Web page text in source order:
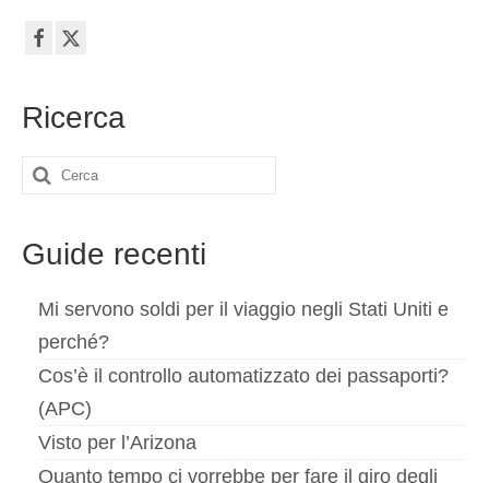
articoli
Ricerca
Cerca:
Guide recenti
Mi servono soldi per il viaggio negli Stati Uniti e
perché?
Cos’è il controllo automatizzato dei passaporti?
(APC)
Visto per l’Arizona
Quanto tempo ci vorrebbe per fare il giro degli